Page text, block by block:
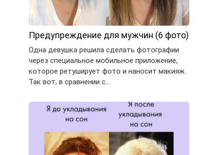
Предупреждение для мужчин (6 фото)
Одна девушка решила сделать фотографии
через специальное мобильное приложение,
которое ретуширует фото и наносит макияж.
Так вот, в сравнении с…